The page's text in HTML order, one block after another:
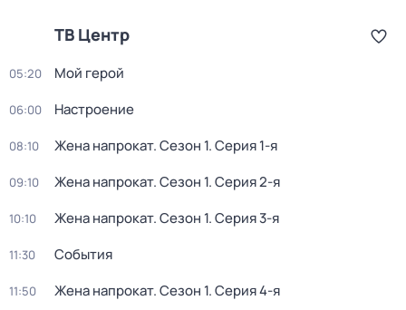
ТВ Центр
05:20 Мой герой
06:00 Настроение
08:10 Жена напрокат. Сезон 1. Серия 1-я
09:10 Жена напрокат. Сезон 1. Серия 2-я
10:10 Жена напрокат. Сезон 1. Серия 3-я
11:30 События
11:50 Жена напрокат. Сезон 1. Серия 4-я